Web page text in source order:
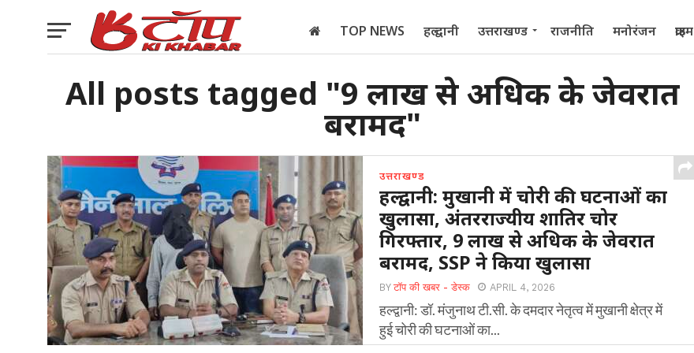
TOP NEWS हल्द्वानी उत्तराखण्ड राजनीति मनोरंजन क्राइम
इलेक्शन 2022
All posts tagged "9 लाख से अधिक के जेवरात
बरामद"
उत्तराखण्ड
हल्द्वानी: मुखानी में चोरी की घटनाओं का
खुलासा, अंतरराज्यीय शातिर चोर
गिरफ्तार, 9 लाख से अधिक के जेवरात
बरामद, SSP ने किया खुलासा
BYटॉप की खबर - डेस्क APRIL 4, 2026
हल्द्वानी: डॉ. मंजुनाथ टी.सी. के दमदार नेतृत्व में मुखानी क्षेत्र में
हुई चोरी की घटनाओं का...